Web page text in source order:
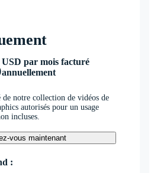
USD par mois facturé
annuellement
notre collection de vidéos de
autorisés pour un usage
incluses.
vous maintenant
: